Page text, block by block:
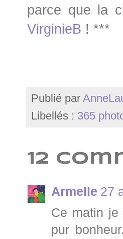
parce que la
VirginieB ! ***
Publié par
Libellés : 365
12
Armelle 27
Ce matin je
pur